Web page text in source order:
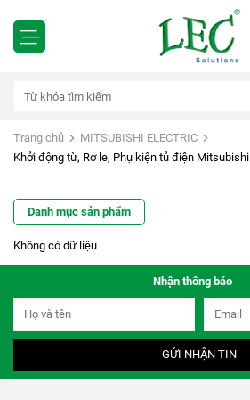
Trang chủ
MITSUBISHI ELECTRIC
Khởi động từ, Rơ le, Phụ kiện tủ điện Mitsubishi
Danh mục sản phẩm
Không có dữ liệu
Nhận thông báo
GỬI NHẬN TIN